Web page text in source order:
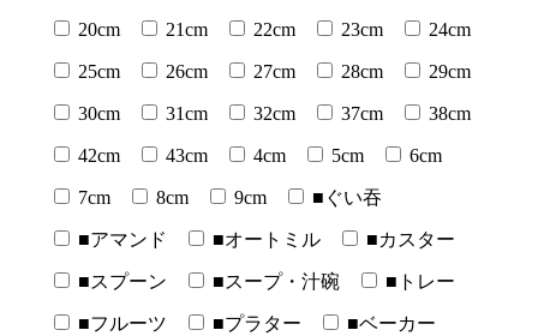
20cm 21cm 22cm 23cm 24cm
25cm 26cm 27cm 28cm 29cm
30cm 31cm 32cm 37cm 38cm
42cm 43cm 4cm 5cm 6cm
7cm 8cm 9cm ■ぐい吞
■アマンド ■オートミル ■カスター
■スプーン ■スープ・汁碗 ■トレー
■フルーツ ■プラター ■ベーカー